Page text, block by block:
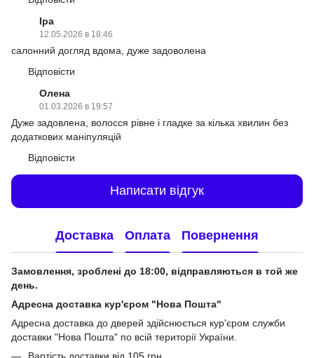
Іра
12.05.2026 в 18:46
салонний догляд вдома, дуже задоволена
Відповісти
Олена
01.03.2026 в 19:57
Дуже задовлена, волосся рівне і гладке за кілька хвилин без
додаткових маніпуляцій
Відповісти
Написати відгук
Доставка Оплата Повернення
Замовлення, зроблені до 18:00, відправляються в той же
день.
Адресна доставка кур'єром "Нова Пошта"
Адресна доставка до дверей здійснюється кур'єром служби
доставки "Нова Пошта" по всій території України.
Вартість доставки від 105 грн